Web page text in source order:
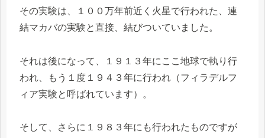
その実験は、１００万年前近く火星で行われた、連
結マカバの実験と直接、結びついていました。
それは後になって、１９１３年にここ地球で執り行
われ、もう１度１９４３年に行われ（フィラデルフ
ィア実験と呼ばれています）。
そして、さらに１９８３年にも行われたものですが